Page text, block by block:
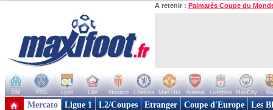
A retenir : Palmarès Coupe du
OM PSG Lyon Lille Monaco Chelsea Man Utd Arsenal Liverpool ManCity
+ de clubs
Mercato Ligue 1 L2/Coupes Etranger Coupe d'Europe Les